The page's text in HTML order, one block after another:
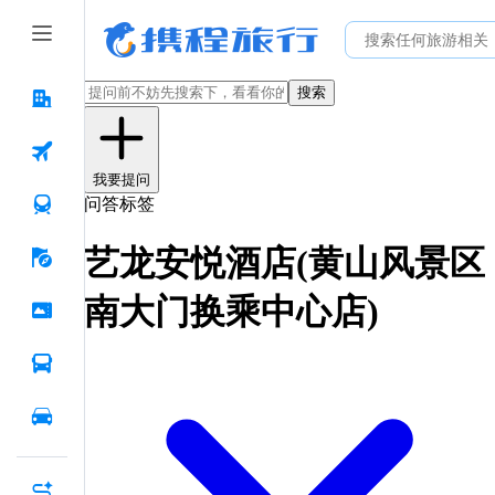
搜索
我要提问
问答标签
艺龙安悦酒店(黄山风景区
南大门换乘中心店)